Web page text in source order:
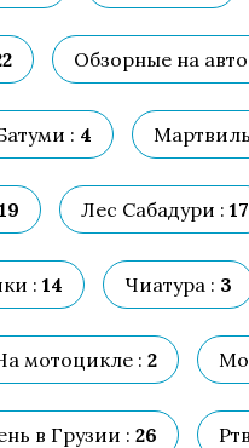
Обзорные на
: 4
19 Лес Сабадури : 17
: 14 Чиатура : 3
мотоцикле : 2
в Грузии : 26